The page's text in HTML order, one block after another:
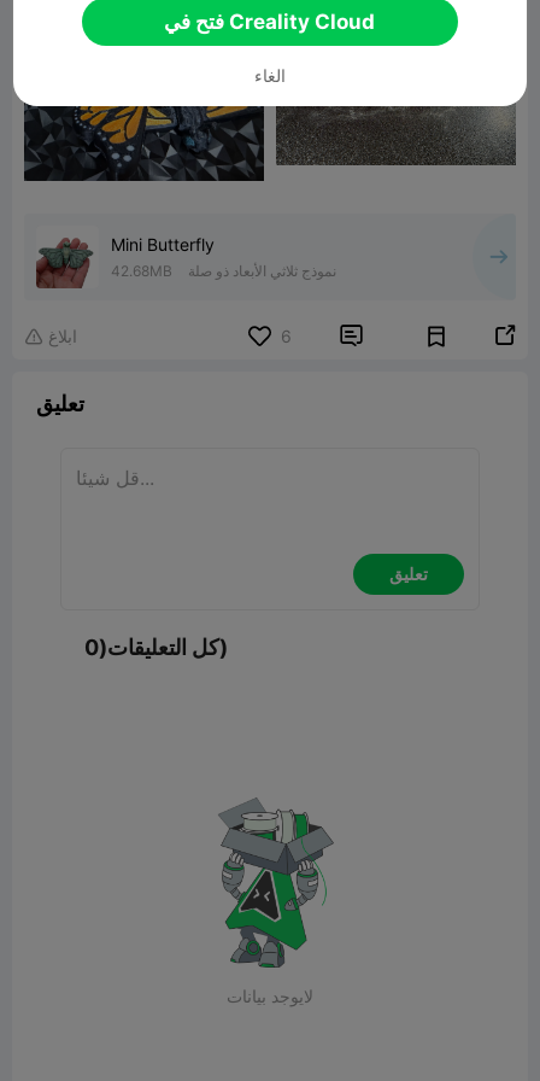
Mini Butterfly
42.68MB نموذج ثلاثي الأبعاد ذو صلة
 ابلاغ 6  
تعليق
تعليق
كل التعليقات(0)
لايوجد بيانات
فتح في Creality Cloud
الغاء